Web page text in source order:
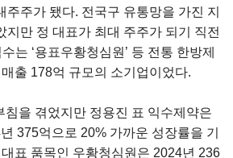
주주가 됐다. 전국구 유통망을 가진 지
지만 정 대표가 최대 주주가 되기 직전
는 ‘용표우황청심원’ 등 전통 한방제
출 178억 규모의 소기업이었다.
침을 겪었지만 정용진 표 익수제약은
375억으로 20% 가까운 성장률을 기
표 품목인 우황청심원은 2024년 236